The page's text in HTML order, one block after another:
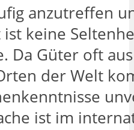
anzutreffen
keine
Da Güter oft
der Welt
ist im